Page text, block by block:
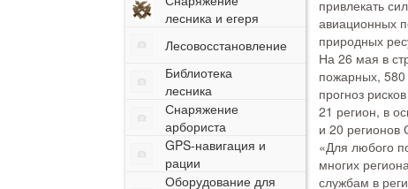
лесника и егеря
Лесовосстановление
Библиотека
лесника
Снаряжение
арбориста
GPS-навигация и
рации
Оборудование для
привлекать
авиационных
природных
На 26 мая в
пожарных, 580
прогноз
21 регион, в
и 20
«Для любого
многих
службам в